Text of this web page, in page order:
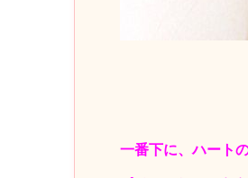
一番下に、ハート